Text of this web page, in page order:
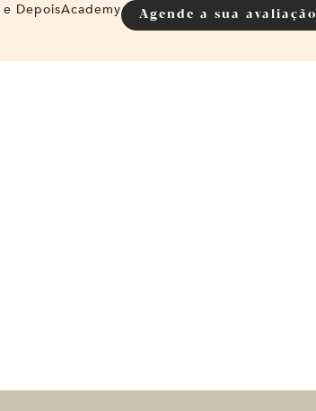
DepoisAcademy Agende a sua avaliação